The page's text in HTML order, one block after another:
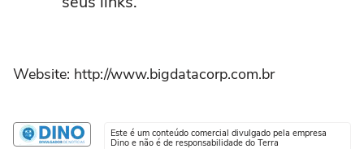
Website: http://www.bigdatacorp.com.br
Este é um conteúdo comercial divulgado pela empresa
Dino e não é de responsabilidade do Terra